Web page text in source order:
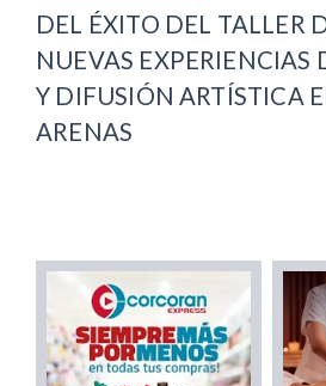
DEL ÉXITO DEL TALLER
NUEVAS EXPERIENCIAS
Y DIFUSIÓN ARTÍSTICA
ARENAS